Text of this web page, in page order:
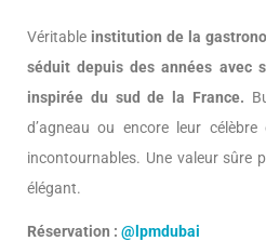
Véritable institution de la
séduit depuis des années avec
inspirée du sud de la France.
d’agneau ou encore leur
incontournables. Une valeur sûre
élégant.
Réservation : @lpmdubai